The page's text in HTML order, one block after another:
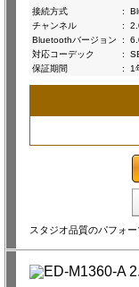
接続方式
:
チャンネル
:
Bluetoothバージョン
:
対応コーデック
:
保証期間
: 1
スタジオ品質のパフォ